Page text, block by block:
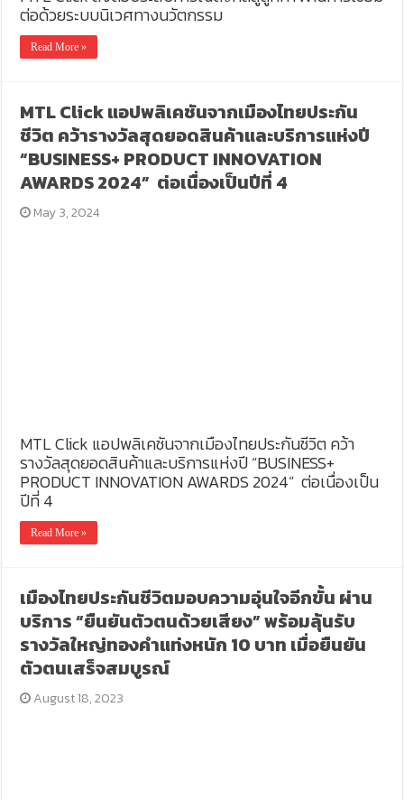
ต่อด้วยระบบนิเวศทางนวัตกรรม
Read More »
MTL Click แอปพลิเคชันจากเมืองไทยประกัน
ชีวิต คว้ารางวัลสุดยอดสินค้าและบริการแห่งปี
“BUSINESS+ PRODUCT INNOVATION
AWARDS 2024” ต่อเนื่องเป็นปีที่ 4
May 3, 2024
MTL Click แอปพลิเคชันจากเมืองไทยประกันชีวิต คว้า
รางวัลสุดยอดสินค้าและบริการแห่งปี “BUSINESS+
PRODUCT INNOVATION AWARDS 2024” ต่อเนื่องเป็น
ปีที่ 4
Read More »
เมืองไทยประกันชีวิตมอบความอุ่นใจอีกขั้น ผ่าน
บริการ “ยืนยันตัวตนด้วยเสียง” พร้อมลุ้นรับ
รางวัลใหญ่ทองคำแท่งหนัก 10 บาท เมื่อยืนยัน
ตัวตนเสร็จสมบูรณ์
August 18, 2023